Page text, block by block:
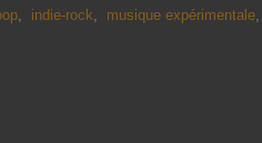
, indie-rock, musique expérimentale,